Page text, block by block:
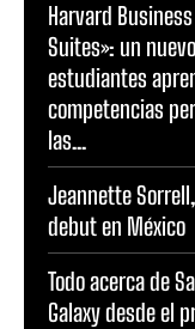
Harvard
Suites»: un
estudiantes
competencias
las...
Jeannette
debut en México
Todo acerca de
Galaxy desde el